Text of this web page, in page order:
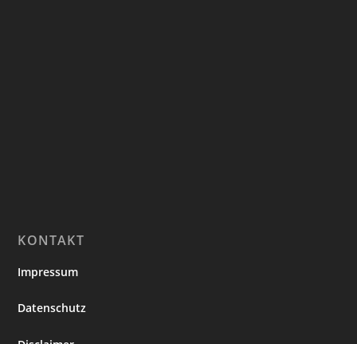
KONTAKT
Impressum
Datenschutz